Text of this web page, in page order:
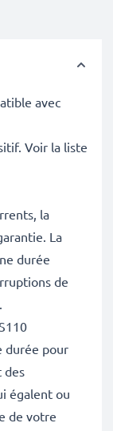
avec
Voir la liste
la
La
durée
de
durée pour
des
égalent ou
de votre